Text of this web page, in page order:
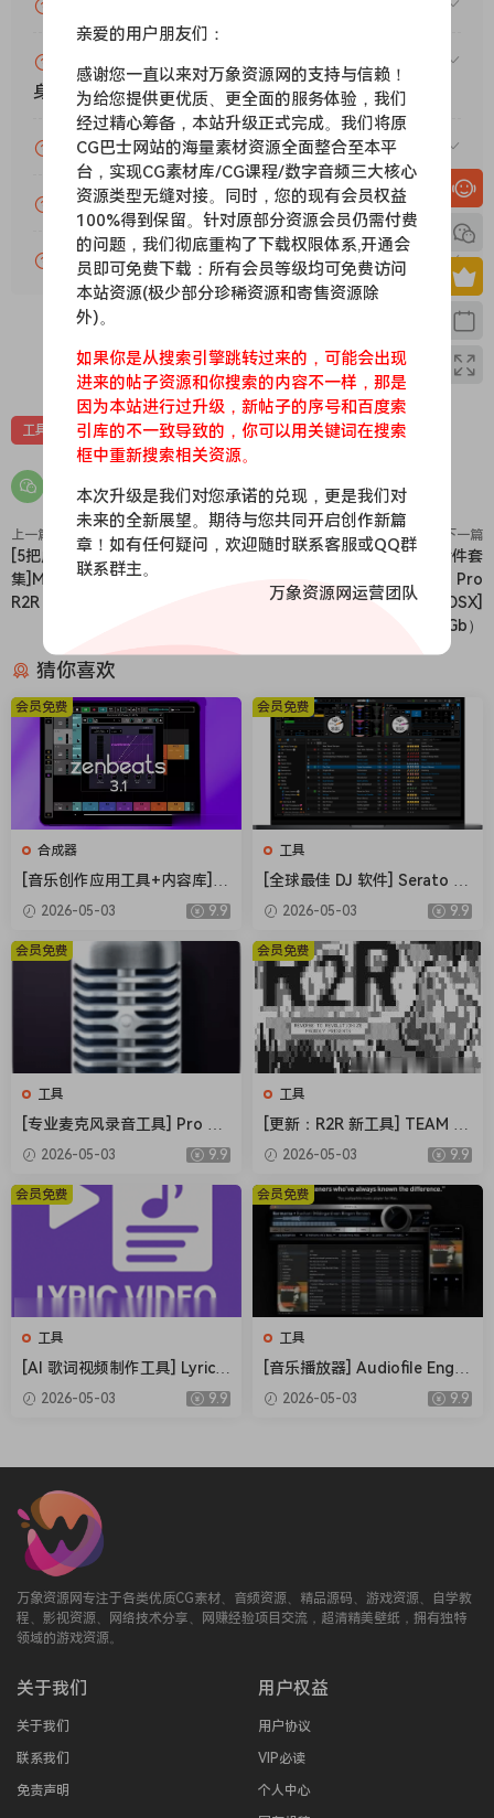
赞助包月VIP（或包年VIP）后能升级包年（或终
身VIP）吗？
为什么付款了未开通VIP会员？
账号可以分享或者借给别人用吗？
VIP会员剩余时间查询？
0 0
工具
上一篇
[5把虚拟电木吉他音源合
集]MusicLab GuiTars Bundle 6
R2R [WiN]（7Gb）
下一篇
[AI终极主播音频修复插件套
装]Boris FX CrumplePop Pro
2024.0.12 [WiN，MacOSX]
（370MB+1.62Gb）
猜你喜欢
合成器
[音乐创作应用工具+内容库] R
oland Zenbeats Max Unlock
v3.11.2 [WiN]（295MB+7.29
GB）
2026-05-03 9.9
会员免费
工具
[全球最佳 DJ 软件] Serato DJ
Pro Suite v4.0.7 [WiN]（1.66
2026-05-03 9.9
会员免费
工具
[专业麦克风录音工具] Pro Mi
crophone 1.8.5-TNT [MacO
2026-05-03 9.9
会员免费
工具
[更新：R2R 新工具] TEAM R2
R System v1.4.0-R2R [WiN]
2026-05-03 9.9
会员免费
工具
[AI 歌词视频制作工具] Lyric V
ideo Studio v1.5.32 [WiN]
2026-05-03 9.9
会员免费
工具
[音乐播放器] Audiofile Engin
eering Fidelia 2.7.1 MAS-HCi
SO [MacOSX]（18.37MB）
2026-05-03 9.9
会员免费
万象资源网专注于各类优质CG素材、音频资源、精品源码、游戏资源、自学教
程、影视资源、网络技术分享、网赚经验项目交流，超清精美壁纸，拥有独特
领域的游戏资源。
关于我们
关于我们
联系我们
免责声明
用户权益
用户协议
VIP必读
个人中心
亲爱的用户朋友们：
感谢您一直以来对万象资源网的支持与信赖！
为给您提供更优质、更全面的服务体验，我们
经过精心筹备，本站升级正式完成。我们将原
CG巴士网站的海量素材资源全面整合至本平
台，实现CG素材库/CG课程/数字音频三大核心
资源类型无缝对接。同时，您的现有会员权益
100%得到保留。针对原部分资源会员仍需付费
的问题，我们彻底重构了下载权限体系,开通会
员即可免费下载：所有会员等级均可免费访问
本站资源(极少部分珍稀资源和寄售资源除
外)。
如果你是从搜索引擎跳转过来的，可能会出现
进来的帖子资源和你搜索的内容不一样，那是
因为本站进行过升级，新帖子的序号和百度索
引库的不一致导致的，你可以用关键词在搜索
框中重新搜索相关资源。
本次升级是我们对您承诺的兑现，更是我们对
未来的全新展望。期待与您共同开启创作新篇
章！如有任何疑问，欢迎随时联系客服或QQ群
联系群主。
万象资源网运营团队